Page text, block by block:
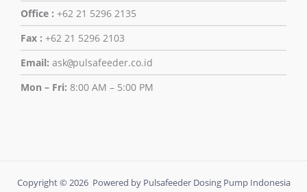
Office : +62 21 5296 2135
Fax : +62 21 5296 2103
Email: ask@pulsafeeder.co.id
Mon – Fri: 8:00 AM – 5:00 PM
Copyright © 2026 Powered by Pulsafeeder Dosing Pump Indonesia